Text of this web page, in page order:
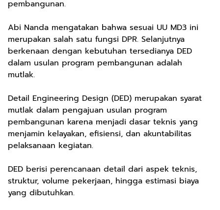
pembangunan.
Abi Nanda mengatakan bahwa sesuai UU MD3 ini
merupakan salah satu fungsi DPR. Selanjutnya
berkenaan dengan kebutuhan tersedianya DED
dalam usulan program pembangunan adalah
mutlak.
Detail Engineering Design (DED) merupakan syarat
mutlak dalam pengajuan usulan program
pembangunan karena menjadi dasar teknis yang
menjamin kelayakan, efisiensi, dan akuntabilitas
pelaksanaan kegiatan.
DED berisi perencanaan detail dari aspek teknis,
struktur, volume pekerjaan, hingga estimasi biaya
yang dibutuhkan.